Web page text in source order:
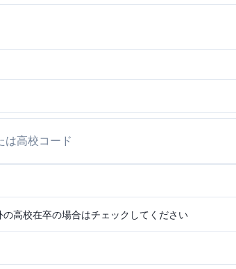
高校在卒の場合はチェックしてください